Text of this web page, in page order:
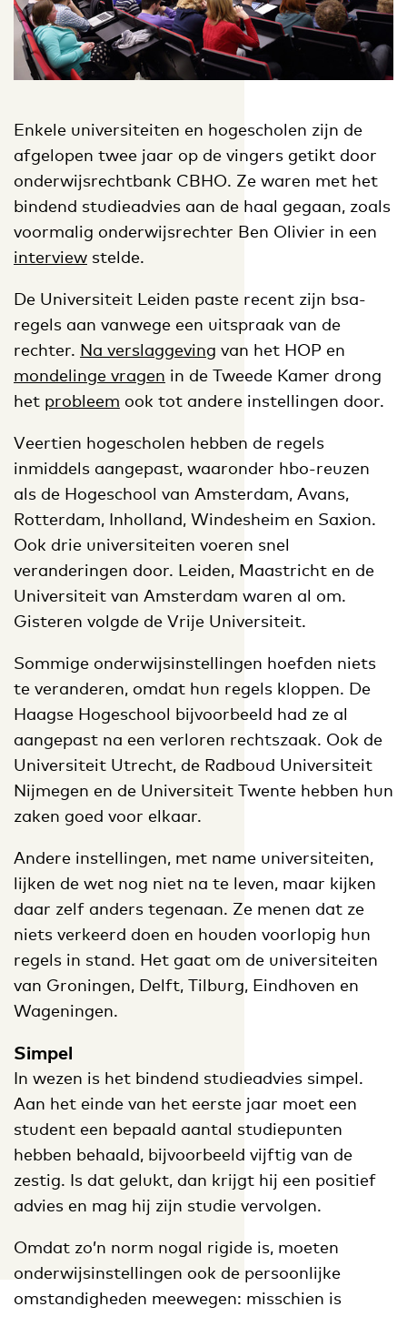
Enkele universiteiten en hogescholen zijn de
afgelopen twee jaar op de vingers getikt door
onderwijsrechtbank CBHO. Ze waren met het
bindend studieadvies aan de haal gegaan, zoals
voormalig onderwijsrechter Ben Olivier in een
interview stelde.
De Universiteit Leiden paste recent zijn bsa-
regels aan vanwege een uitspraak van de
rechter. Na verslaggeving van het HOP en
mondelinge vragen in de Tweede Kamer drong
het probleem ook tot andere instellingen door.
Veertien hogescholen hebben de regels
inmiddels aangepast, waaronder hbo-reuzen
als de Hogeschool van Amsterdam, Avans,
Rotterdam, Inholland, Windesheim en Saxion.
Ook drie universiteiten voeren snel
veranderingen door. Leiden, Maastricht en de
Universiteit van Amsterdam waren al om.
Gisteren volgde de Vrije Universiteit.
Sommige onderwijsinstellingen hoefden niets
te veranderen, omdat hun regels kloppen. De
Haagse Hogeschool bijvoorbeeld had ze al
aangepast na een verloren rechtszaak. Ook de
Universiteit Utrecht, de Radboud Universiteit
Nijmegen en de Universiteit Twente hebben hun
zaken goed voor elkaar.
Andere instellingen, met name universiteiten,
lijken de wet nog niet na te leven, maar kijken
daar zelf anders tegenaan. Ze menen dat ze
niets verkeerd doen en houden voorlopig hun
regels in stand. Het gaat om de universiteiten
van Groningen, Delft, Tilburg, Eindhoven en
Wageningen.
Simpel
In wezen is het bindend studieadvies simpel.
Aan het einde van het eerste jaar moet een
student een bepaald aantal studiepunten
hebben behaald, bijvoorbeeld vijftig van de
zestig. Is dat gelukt, dan krijgt hij een positief
advies en mag hij zijn studie vervolgen.
Omdat zo’n norm nogal rigide is, moeten
onderwijsinstellingen ook de persoonlijke
omstandigheden meewegen: misschien is